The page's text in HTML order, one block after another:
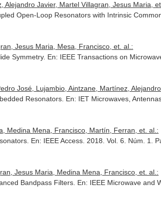
Javier, Martel Villagran, Jesus Maria,
Open-Loop Resonators with Intrinsic
Jesus Maria, Mesa, Francisco, et. al.:
Symmetry. En: IEEE Transactions on
José, Lujambio, Aintzane, Martínez,
Resonators. En: IET Microwaves,
Medina Mena, Francisco, Martín, Ferran, et. al.:
En: IEEE Access . 2018. Vol. 6. Núm. 1.
Jesus Maria, Medina Mena, Francisco, et. al.:
Bandpass Filters. En: IEEE Microwave and